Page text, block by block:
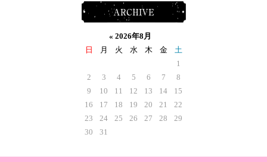
ARCHIVE
« 2026年8月
日
月 火 水 木 金
土
1
2
3 4 5 6 7
8
9
10 11 12 13 14
15
16
17 18 19 20 21
22
23
24 25 26 27 28
29
30
31